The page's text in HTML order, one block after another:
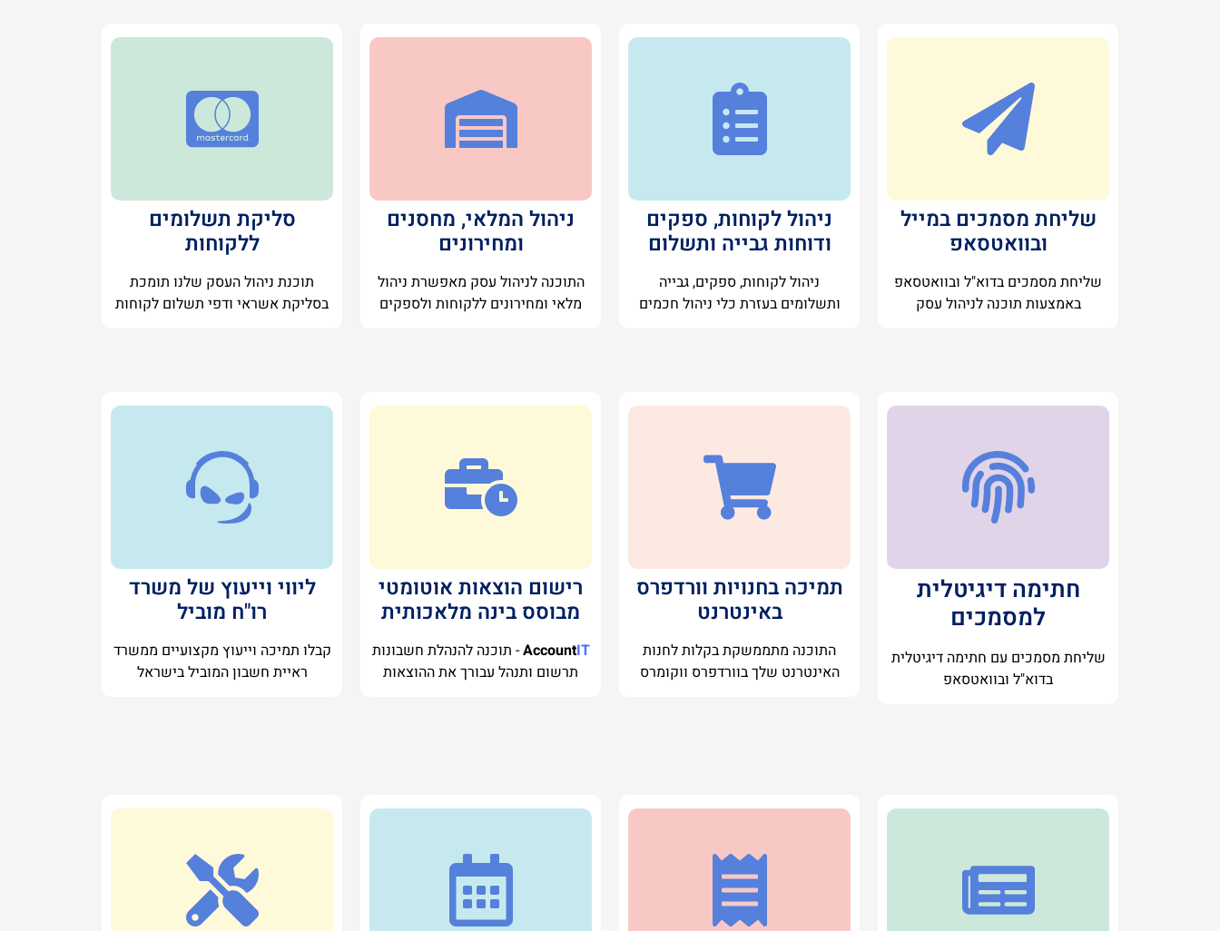
שליחת מסמכים במייל
ובוואטסאפ
שליחת מסמכים בדוא"ל ובוואטסאפ
באמצעות תוכנה לניהול עסק
ניהול לקוחות, ספקים
ודוחות גבייה ותשלום
ניהול לקוחות, ספקים, גבייה
ותשלומים בעזרת כלי ניהול חכמים
ניהול המלאי, מחסנים
ומחירונים
התוכנה לניהול עסק מאפשרת ניהול
מלאי ומחירונים ללקוחות ולספקים
סליקת תשלומים
ללקוחות
תוכנת ניהול העסק שלנו תומכת
בסליקת אשראי ודפי תשלום לקוחות
חתימה דיגיטלית
למסמכים
שליחת מסמכים עם חתימה דיגיטלית
בדוא"ל ובוואטסאפ
תמיכה בחנויות וורדפרס
באינטרנט
התוכנה מתממשקת בקלות לחנות
האינטרנט שלך בוורדפרס ווקומרס
רישום הוצאות אוטומטי
מבוסס בינה מלאכותית
AccountIT
- תוכנה להנהלת חשבונות
תרשום ותנהל עבורך את ההוצאות
ליווי וייעוץ של משרד
רו"ח מוביל
קבלו תמיכה וייעוץ מקצועיים ממשרד
ראיית חשבון המוביל בישראל